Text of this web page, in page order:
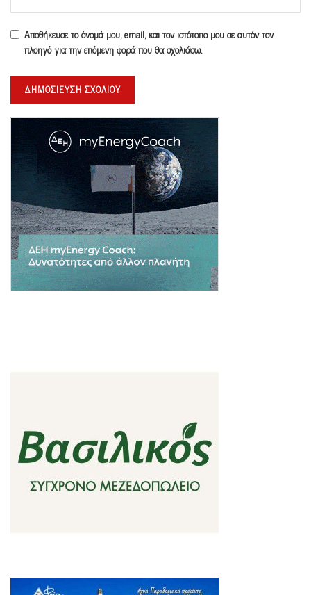
Αποθήκευσε το όνομά μου, email, και τον ιστότοπο μου σε αυτόν τον
πλοηγό για την επόμενη φορά που θα σχολιάσω.